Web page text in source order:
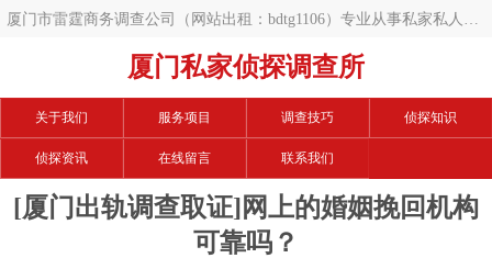
厦门市雷霆商务调查公司（网站出租：bdtg1106）专业从事私家私人调
查服务咨询服务平台。​厦门正规可靠的商务调查公司、私人调查公司、​
厦门私家侦探调查所
关于我们 服务项目 调查技巧 侦探知识
侦探资讯 在线留言 联系我们
[厦门出轨调查取证]网上的婚姻挽回机构
可靠吗？